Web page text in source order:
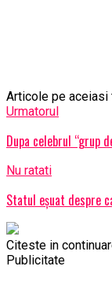
Articole pe aceiasi
Urmatorul
Dupa celebrul “grup
Nu ratati
Statul eșuat despre
Citeste in
Publicitate